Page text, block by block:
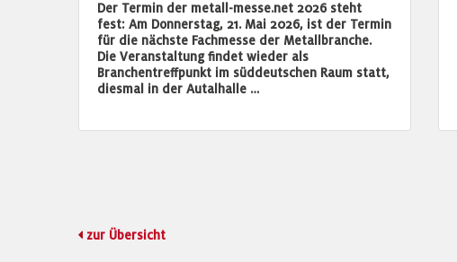
Der Termin der metall-messe.net 2026 steht
fest: Am Donnerstag, 21. Mai 2026, ist der Termin
für die nächste Fachmesse der Metallbranche.
Die Veranstaltung findet wieder als
Branchentreffpunkt im süddeutschen Raum statt,
diesmal in der Autalhalle …
zur Übersicht